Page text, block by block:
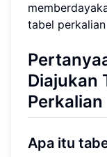
tabel
Diajukan
Perkalian
Apa itu